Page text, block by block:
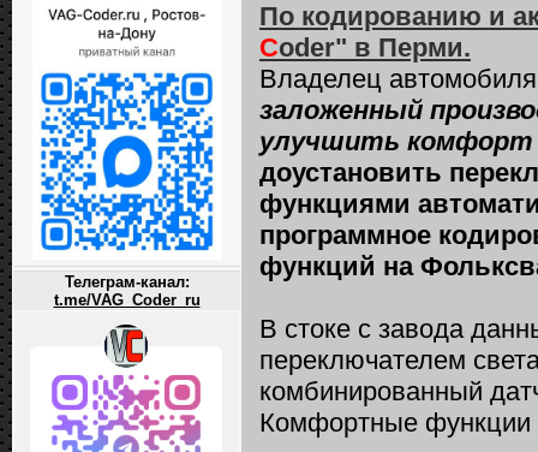
Телеграм-канал:
t.me/VAG_Coder_ru
По кодированию и
Coder" в Перми.
Владелец
заложенный
улучшить комфорт
доустановить
функциями
программное
функций на
В стоке с завода
переключателем
комбинированный
Комфортные функции